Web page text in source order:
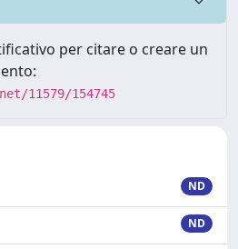
per citare o creare un
11579/154745
ND
ND